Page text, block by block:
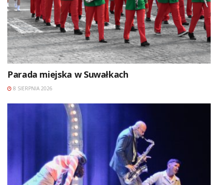
Parada miejska w Suwałkach
8 SIERPNIA 2026